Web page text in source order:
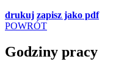
drukuj zapisz jako pdf
POWRÓT
Godziny pracy